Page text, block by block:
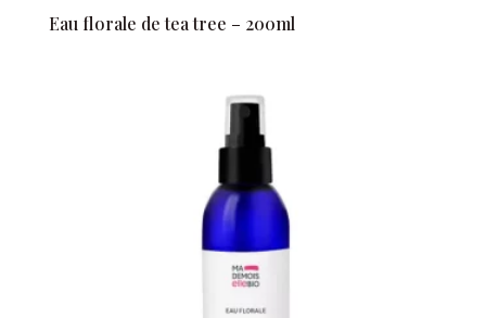
Eau florale de tea tree – 200ml